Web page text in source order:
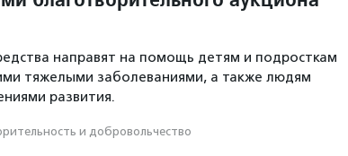
направят на помощь детям и подросткам
тяжелыми заболеваниями, а также людям
развития.
и доброволь­чест­во